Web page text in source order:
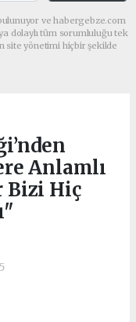
ve habergebze.com
dolaylı tüm sorumluluğu tek
site yönetimi hiçbir şekilde
Anlamlı
Bizi Hiç